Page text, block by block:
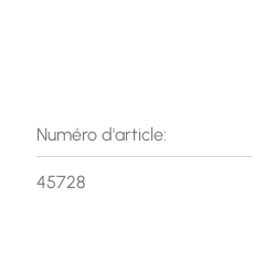
Numéro d'article:
45728